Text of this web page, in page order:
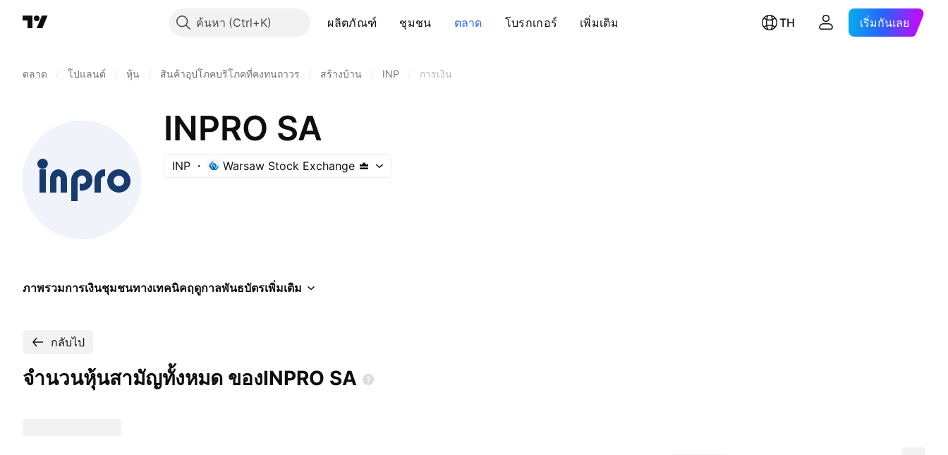
ค้นหา ผลิตภัณฑ์ ชุมชน ตลาด โบรกเกอร์ เพิ่มเติม TH เริ่มกันเลย
ตลาด โปแลนด์ หุ้น สินค้าอุปโภคบริโภคที่คงทนถาวร สร้างบ้าน INP การเงิน
INPRO SA
INP Warsaw Stock Exchange
ภาพรวมการเงินชุมชนทางเทคนิคฤดูกาลพันธบัตรเพิ่มเติม
กลับไป
จำนวนหุ้นสามัญทั้งหมด ของINPRO SA